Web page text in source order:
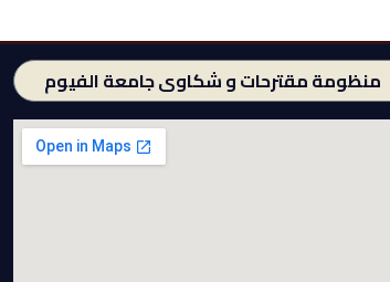
منظومة مقترحات و شكاوى جامعة الفيوم